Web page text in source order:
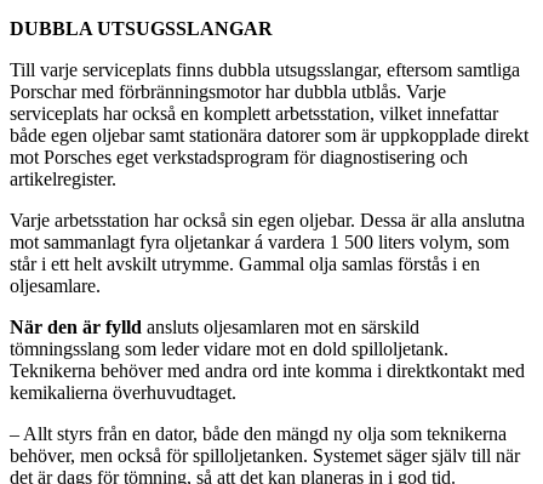
DUBBLA UTSUGSSLANGAR
Till varje serviceplats finns dubbla utsugsslangar, eftersom samtliga
Porschar med förbränningsmotor har dubbla utblås. Varje
serviceplats har också en komplett arbetsstation, vilket innefattar
både egen oljebar samt stationära datorer som är uppkopplade direkt
mot Porsches eget verkstadsprogram för diagnostisering och
artikelregister.
Varje arbetsstation har också sin egen oljebar. Dessa är alla anslutna
mot sammanlagt fyra oljetankar á vardera 1 500 liters volym, som
står i ett helt avskilt utrymme. Gammal olja samlas förstås i en
oljesamlare.
När den är fylld ansluts oljesamlaren mot en särskild
tömningsslang som leder vidare mot en dold spilloljetank.
Teknikerna behöver med andra ord inte komma i direktkontakt med
kemikalierna överhuvudtaget.
– Allt styrs från en dator, både den mängd ny olja som teknikerna
behöver, men också för spilloljetanken. Systemet säger själv till när
det är dags för tömning, så att det kan planeras in i god tid.